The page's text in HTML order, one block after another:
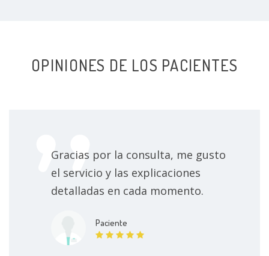
OPINIONES DE LOS PACIENTES
Gracias por la consulta, me gusto
el servicio y las explicaciones
detalladas en cada momento.
Paciente